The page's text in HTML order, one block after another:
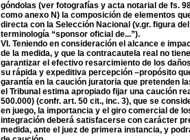
góndolas (ver fotografías y acta notarial de fs.
como anexo N) la composición de elementos
directa con la Selección Nacional (v.gr. figura
terminología “sponsor oficial de...”).
VI. Teniendo en consideración el alcance e
de la medida, y que la contracautela real no
garantizar el efectivo resarcimiento de los
su rápida y expeditiva percepción –propósito
garantía en la caución juratoria que pretenden
el Tribunal estima apropiado fijar una caución
500.000) (confr. art. 50 cit., inc. 3), que se
en juego, la importancia y el giro comercial de
integración deberá satisfacerse con carácter
medida, ante el juez de primera instancia, y